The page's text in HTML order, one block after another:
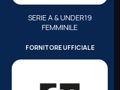
SERIE A & UNDER19
FEMMINILE
FORNITORE UFFICIALE